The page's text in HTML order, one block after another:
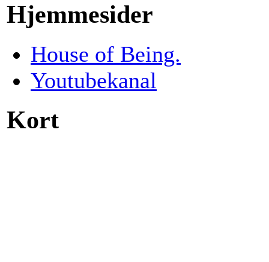
Hjemmesider
House of Being.
Youtubekanal
Kort